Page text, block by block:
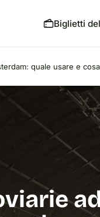
Biglietti
quale usare e